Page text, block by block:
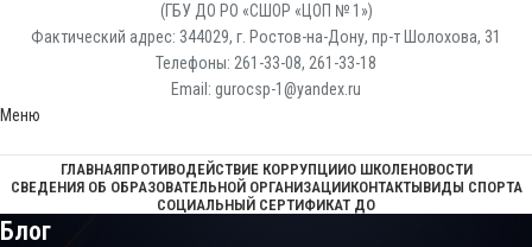
(ГБУ ДО РО «СШОР «ЦОП № 1»)
Фактический адрес: 344029, г. Ростов-на-Дону, пр-т Шолохова, 31
Телефоны: 261-33-08, 261-33-18
Email: gurocsp-1@yandex.ru
Меню
ГЛАВНАЯПРОТИВОДЕЙСТВИЕ КОРРУПЦИИО ШКОЛЕНОВОСТИ
СВЕДЕНИЯ ОБ ОБРАЗОВАТЕЛЬНОЙ ОРГАНИЗАЦИИКОНТАКТЫВИДЫ СПОРТА
СОЦИАЛЬНЫЙ СЕРТИФИКАТ ДО
Блог